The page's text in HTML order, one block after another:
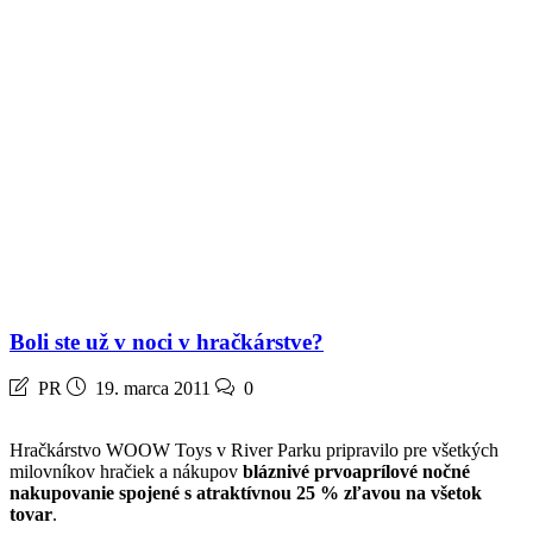
Boli ste už v noci v hračkárstve?
PR 19. marca 2011 0
Hračkárstvo WOOW Toys v River Parku pripravilo pre všetkých
milovníkov hračiek a nákupov bláznivé prvoaprílové nočné
nakupovanie spojené s atraktívnou 25 % zľavou na všetok
tovar.